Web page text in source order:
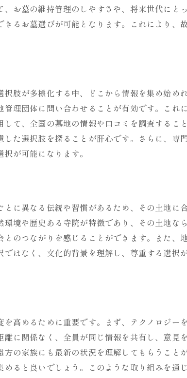
置場所の選び方
える影響について
家族も安心なお墓選び
最新トレンド
のための設計
慮した設計の重要性
具体的な事例紹介
トと選び方
に引き継ぐための準備
スの必要性とその計画
の役割分担の重要性
選び方
とその利点
方法とツール
お墓選びのポイント
お墓の維持管理のしやすさや、将来世代にと
るお墓選びが可能となります。これにより、
肢が多様化する中、どこから情報を集め始め
理団体に問い合わせることが有効です。これ
て、全国の墓地の情報や口コミを調査するこ
た選択肢を探ることが肝心です。さらに、専
が可能になります。
に異なる伝統や習慣があるため、その土地に
境や歴史ある寺院が特徴であり、その土地な
のつながりを感じることができます。また、
はなく、文化的背景を理解し、尊重する選択
高めるために重要です。まず、テクノロジー
に関係なく、全員が同じ情報を共有し、意見
の家族にも最新の状況を理解してもらうこと
ると良いでしょう。このような取り組みを通